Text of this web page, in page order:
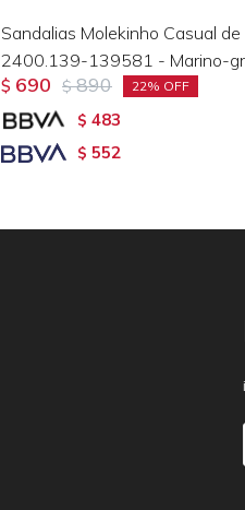
Sandalias Molekinho Casual
2400.139-139581 - Marino-
$ 690 $ 890 22
$ 483
$ 552